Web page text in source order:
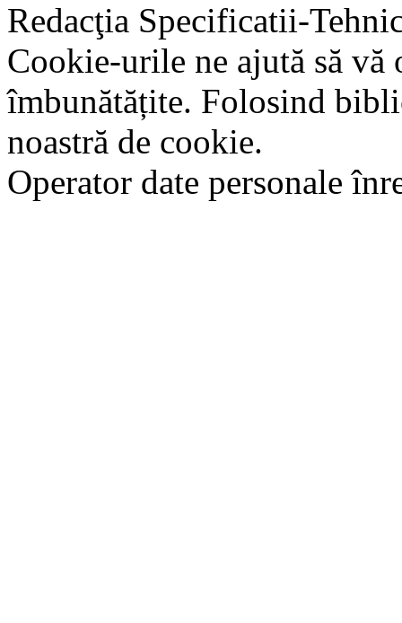
Redacţia Specificatii-
Cookie-urile ne ajută să
îmbunătățite. Folosind
noastră de cookie.
Operator date personale